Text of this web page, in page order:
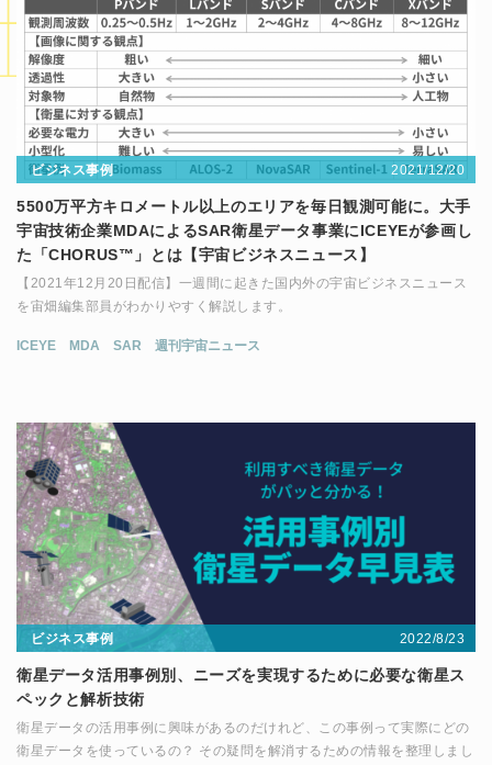
ビジネス事例 2021/12/20
5500万平方キロメートル以上のエリアを毎日観測可能に。大手
宇宙技術企業MDAによるSAR衛星データ事業にICEYEが参画し
た「CHORUS™」とは【宇宙ビジネスニュース】
【2021年12月20日配信】一週間に起きた国内外の宇宙ビジネスニュース
を宙畑編集部員がわかりやすく解説します。
ICEYE MDA SAR 週刊宇宙ニュース
ビジネス事例 2022/8/23
衛星データ活用事例別、ニーズを実現するために必要な衛星ス
ペックと解析技術
衛星データの活用事例に興味があるのだけれど、この事例って実際にどの
衛星データを使っているの？ その疑問を解消するための情報を整理しまし